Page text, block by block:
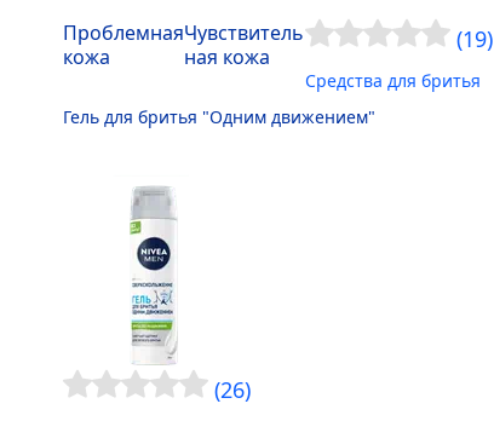
Проблемная
кожа
Чувствитель
ная кожа
(19)
Средства для бритья
Гель для бритья "Одним движением"
(26)